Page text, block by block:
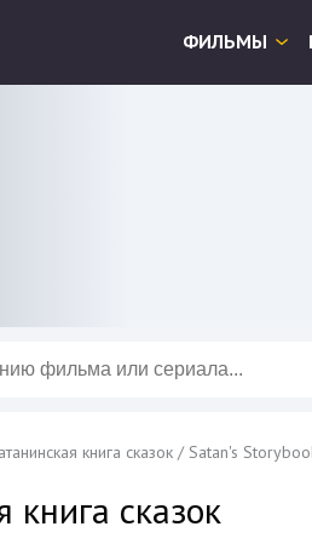
ФИЛЬМЫ
книга сказок / Satan's
книга сказок